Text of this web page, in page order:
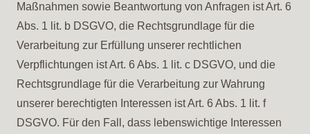
Maßnahmen sowie Beantwortung von Anfragen ist Art. 6
Abs. 1 lit. b DSGVO, die Rechtsgrundlage für die
Verarbeitung zur Erfüllung unserer rechtlichen
Verpflichtungen ist Art. 6 Abs. 1 lit. c DSGVO, und die
Rechtsgrundlage für die Verarbeitung zur Wahrung
unserer berechtigten Interessen ist Art. 6 Abs. 1 lit. f
DSGVO. Für den Fall, dass lebenswichtige Interessen